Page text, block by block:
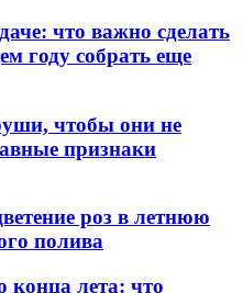
что важно сделать
году собрать еще
чтобы они не
признаки
роз в летнюю
полива
конца лета: что